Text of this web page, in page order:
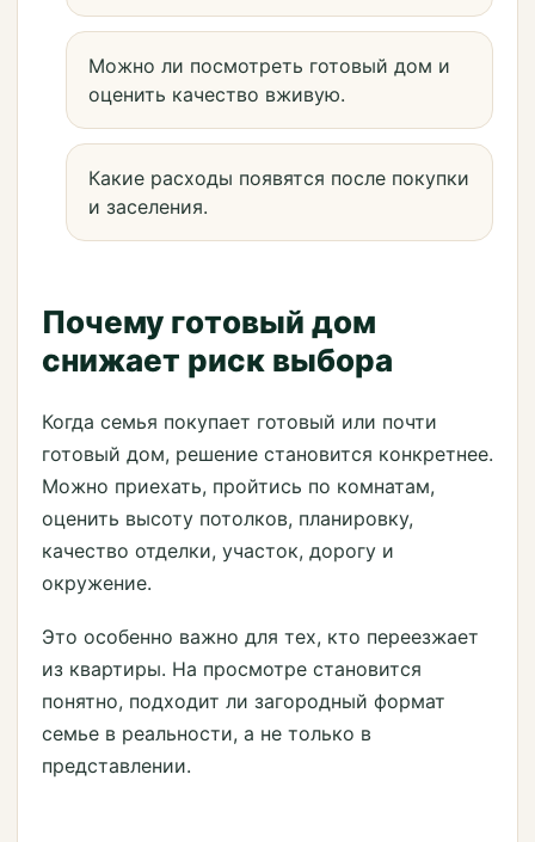
Можно ли посмотреть готовый дом и
оценить качество вживую.
Какие расходы появятся после покупки
и заселения.
Почему готовый дом
снижает риск выбора
Когда семья покупает готовый или почти
готовый дом, решение становится конкретнее.
Можно приехать, пройтись по комнатам,
оценить высоту потолков, планировку,
качество отделки, участок, дорогу и
окружение.
Это особенно важно для тех, кто переезжает
из квартиры. На просмотре становится
понятно, подходит ли загородный формат
семье в реальности, а не только в
представлении.